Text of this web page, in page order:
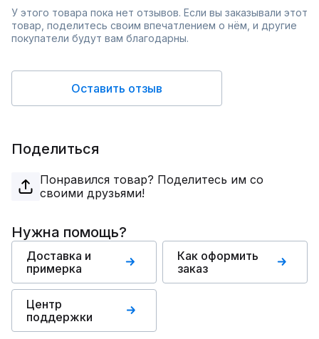
У этого товара пока нет отзывов. Если вы заказывали этот
товар, поделитесь своим впечатлением о нём, и другие
покупатели будут вам благодарны.
Оставить отзыв
Поделиться
Понравился товар? Поделитесь им со
своими друзьями!
Нужна помощь?
Доставка и
примерка
Как оформить
заказ
Центр
поддержки